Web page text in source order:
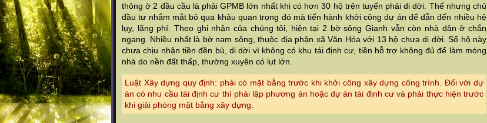
thông ở 2 đầu cầu là phải GPMB lớn nhất khi có hơn 30 hộ trên tuyến phải di dời. Thế nhưng chủ
đầu tư nhắm mắt bỏ qua khâu quan trọng đó mà tiến hành khởi công dự án để dẫn đến nhiều hệ
lụy, lãng phí. Theo ghi nhận của chúng tôi, hiện tại 2 bờ sông Gianh vẫn còn nhà dân ở chắn
ngang. Nhiều nhất là bờ nam sông, thuộc địa phận xã Văn Hóa với 13 hộ chưa di dời. Số hộ này
chưa chịu nhận tiền đền bù, di dời vì không có khu tái định cư, tiền hỗ trợ không đủ để làm móng
nhà do nền đất thấp, thường xuyên có lụt lớn.
Luật Xây dựng quy định: phải có mặt bằng trước khi khởi công xây dựng công trình. Đối với dự
án có nhu cầu tái định cư thì phải lập phương án hoặc dự án tái định cư và phải thực hiện trước
khi giải phóng mặt bằng xây dựng.